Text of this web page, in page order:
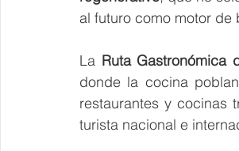
al futuro como motor de
La Ruta Gastronómica
donde la cocina
restaurantes y cocinas
turista nacional e